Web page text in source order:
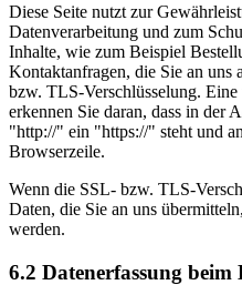
Diese Seite nutzt zur
Datenverarbeitung und zum
Inhalte, wie zum Beispiel
Kontaktanfragen, die Sie an uns
bzw. TLS-Verschlüsselung.
erkennen Sie daran, dass in der
"http://" ein "https://" steht und
Browserzeile.
Wenn die SSL- bzw. TLS-
Daten, die Sie an uns
werden.
6.2 Datenerfassung beim